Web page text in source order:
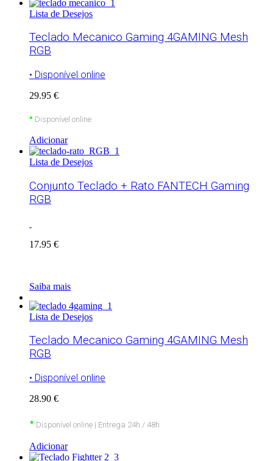
Lista de Desejos
Teclado Mecanico Gaming 4GAMING Mesh
RGB
• Disponível online
29.95 €
• Disponível online
Adicionar
Lista de Desejos
Conjunto Teclado + Rato FANTECH Gaming
RGB
17.95 €
Saiba mais
Lista de Desejos
Teclado Mecanico Gaming 4GAMING Mesh
RGB
• Disponível online
28.90 €
• Disponível online | Entrega 24h / 48h
Adicionar